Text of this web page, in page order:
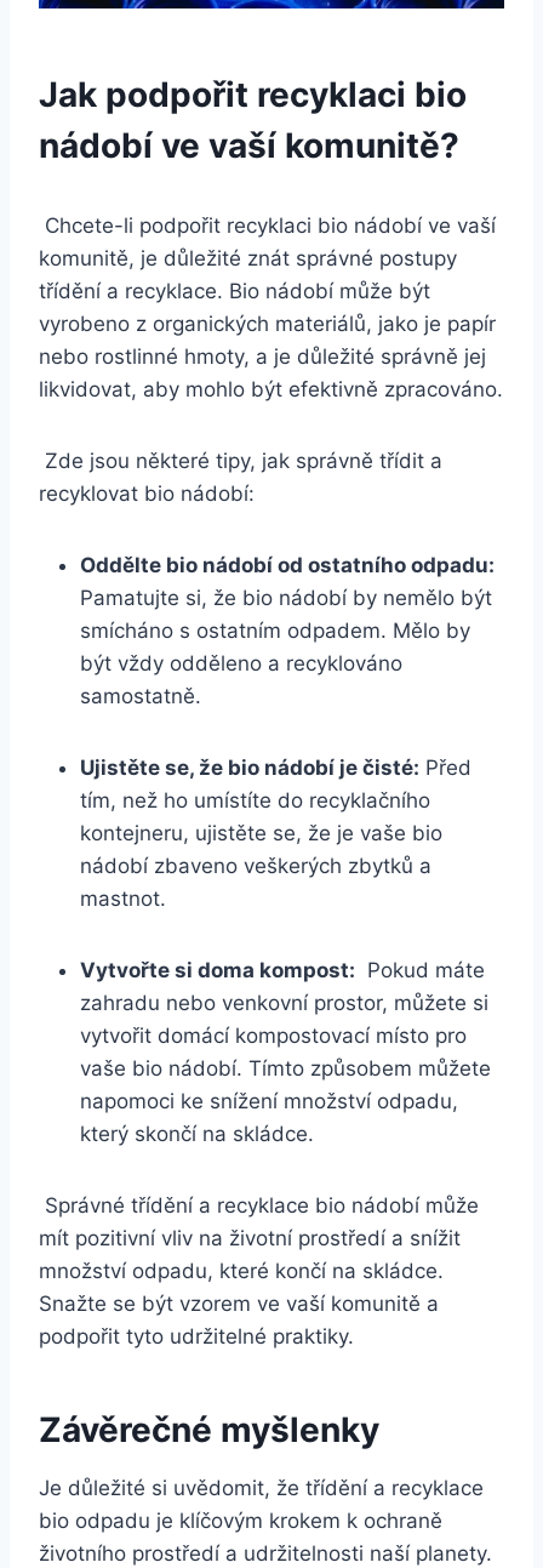
Jak podpořit ‍recyklaci bio
⁤nádobí⁢ ve vaší komunitě?
‍ Chcete-li podpořit recyklaci bio nádobí ⁣ve vaší
komunitě, ⁢je⁣ důležité znát správné ‌postupy
třídění a ‌recyklace. Bio nádobí může být
vyrobeno z organických​ materiálů, jako je papír ​
nebo⁣ rostlinné hmoty, a je​ důležité ⁣správně jej‍
likvidovat, aby ‍mohlo být ⁤efektivně zpracováno.
‌ Zde jsou některé tipy, jak správně třídit a
recyklovat bio nádobí:
Oddělte bio nádobí od‍ ostatního odpadu:
Pamatujte si, že ⁢bio nádobí by nemělo být
smícháno s ostatním odpadem. Mělo by
být vždy odděleno a recyklováno
samostatně.
Ujistěte se, že bio nádobí ‍je čisté: Před
tím, než ho⁢ umístíte ⁤do recyklačního
kontejneru, ujistěte ‍se, že⁣ je vaše bio⁤
nádobí zbaveno veškerých zbytků⁢ a
mastnot.
Vytvořte si doma ⁢kompost: ‍ Pokud máte
zahradu nebo venkovní prostor, můžete si
vytvořit domácí kompostovací‌ místo pro
vaše bio nádobí. Tímto‌ způsobem můžete
napomoci ke⁣ snížení‌ množství odpadu,
⁢který skončí na skládce.
‌⁤ Správné⁣ třídění​ a⁢ recyklace bio ⁣nádobí může
mít pozitivní vliv ‍na životní‍ prostředí a snížit
množství odpadu,​ které končí na⁣ skládce.
Snažte se⁢ být vzorem ve vaší komunitě a
podpořit tyto‍ udržitelné praktiky.
Závěrečné myšlenky
Je důležité si uvědomit, že třídění a recyklace
bio odpadu je klíčovým⁤ krokem k ochraně
životního prostředí a udržitelnosti naší ‌planety.